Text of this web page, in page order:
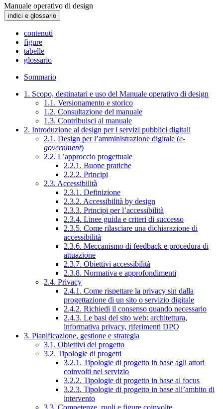
Manuale operativo di design
indici e glossario
contenuti
figure
tabelle
glossario
Sommario
1. Scopo, destinatari e uso del Manuale operativo di design
1.1. Versionamento e storico
1.2. Consultazione del manuale
1.3. Contribuisci al manuale
2. Introduzione al design per i servizi pubblici digitali
2.1. Design per l’amministrazione digitale (e-
government)
2.2. L’approccio progettuale
2.2.1. Buone pratiche
2.2.2. Principi
2.3. Accessibilità
2.3.1. Definizione
2.3.2. Accessibilità by design
2.3.3. Principi per l’accessibilità
2.3.4. Linee guida e criteri di successo
2.3.5. Come rilasciare una dichiarazione di
accessibilità
2.3.6. Meccanismo di feedback e procedura di
attuazione
2.3.7. Obiettivi accessibilità
2.3.8. Normativa e approfondimenti
2.4. Privacy
2.4.1. Come rispettare la privacy sin dalla
progettazione di un sito o servizio digitale
2.4.2. Richiedi il consenso quando necessario
2.4.3. Le basi del sito web: architettura,
informativa privacy, riferimenti DPO
3. Pianificazione, gestione e strategia
3.1. Obiettivi del progetto
3.2. Tipologie di progetti
3.2.1. Tipologie di progetto in base agli attori
coinvolti nel servizio
3.2.2. Tipologie di progetto in base al focus
3.2.3. Tipologie di progetto in base all’ambito di
intervento
3.3. Competenze, ruoli e figure coinvolte